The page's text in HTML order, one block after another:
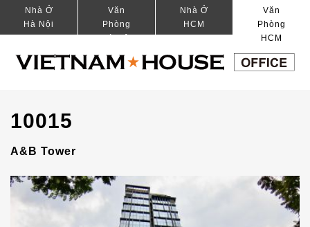
Nhà Ở
Hà Nội
Văn
Phòng
Nhà Ở
HCM
Văn
Phòng
HCM
10015
A&B Tower